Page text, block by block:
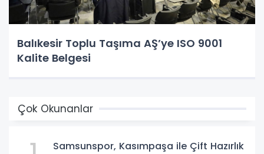
Balıkesir Toplu Taşıma AŞ’ye ISO 9001
Kalite Belgesi
Çok Okunanlar
Samsunspor, Kasımpaşa ile Çift Hazırlık